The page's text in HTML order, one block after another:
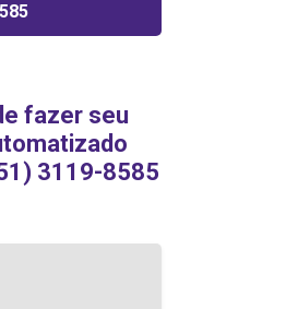
fazer seu
3119-8585